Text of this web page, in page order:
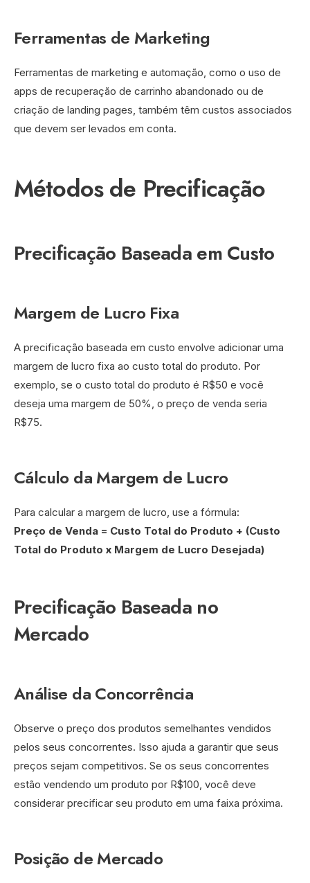
Ferramentas de Marketing
Ferramentas de marketing e automação, como o uso de
apps de recuperação de carrinho abandonado ou de
criação de landing pages, também têm custos associados
que devem ser levados em conta.
Métodos de Precificação
Precificação Baseada em Custo
Margem de Lucro Fixa
A precificação baseada em custo envolve adicionar uma
margem de lucro fixa ao custo total do produto. Por
exemplo, se o custo total do produto é R$50 e você
deseja uma margem de 50%, o preço de venda seria
R$75.
Cálculo da Margem de Lucro
Para calcular a margem de lucro, use a fórmula:
Preço de Venda = Custo Total do Produto + (Custo
Total do Produto x Margem de Lucro Desejada)
Precificação Baseada no
Mercado
Análise da Concorrência
Observe o preço dos produtos semelhantes vendidos
pelos seus concorrentes. Isso ajuda a garantir que seus
preços sejam competitivos. Se os seus concorrentes
estão vendendo um produto por R$100, você deve
considerar precificar seu produto em uma faixa próxima.
Posição de Mercado